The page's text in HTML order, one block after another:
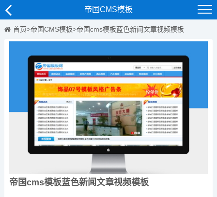
帝国CMS模板
首页>帝国CMS模板>帝国cms模板蓝色新闻文章视频模板
帝国cms模板蓝色新闻文章视频模板